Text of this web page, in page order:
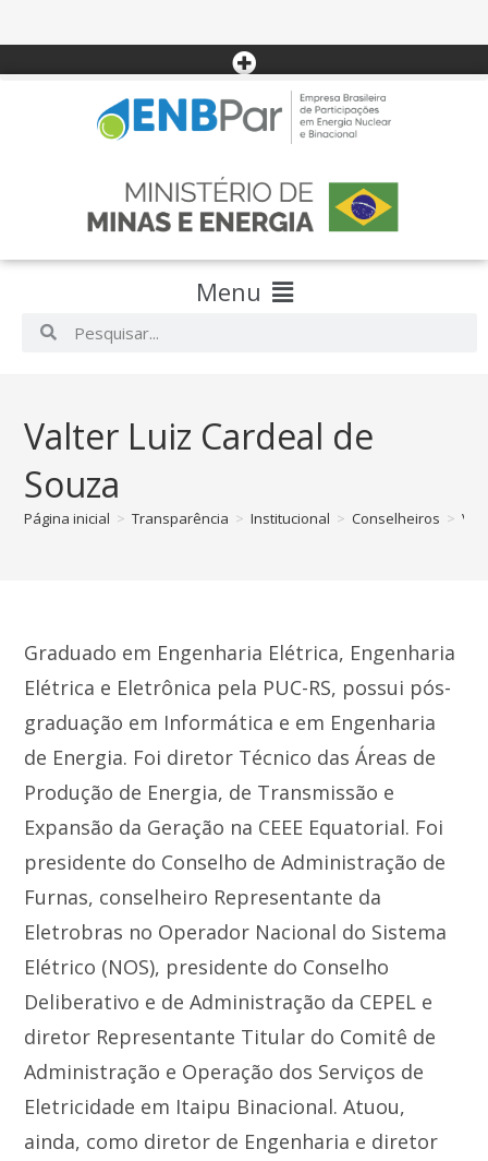
Menu
Valter Luiz Cardeal de
Souza
Página inicial > Transparência > Institucional > Conselheiros >
Graduado em Engenharia Elétrica, Engenharia
Elétrica e Eletrônica pela PUC-RS, possui pós-
graduação em Informática e em Engenharia
de Energia. Foi diretor Técnico das Áreas de
Produção de Energia, de Transmissão e
Expansão da Geração na CEEE Equatorial. Foi
presidente do Conselho de Administração de
Furnas, conselheiro Representante da
Eletrobras no Operador Nacional do Sistema
Elétrico (NOS), presidente do Conselho
Deliberativo e de Administração da CEPEL e
diretor Representante Titular do Comitê de
Administração e Operação dos Serviços de
Eletricidade em Itaipu Binacional. Atuou,
ainda, como diretor de Engenharia e diretor